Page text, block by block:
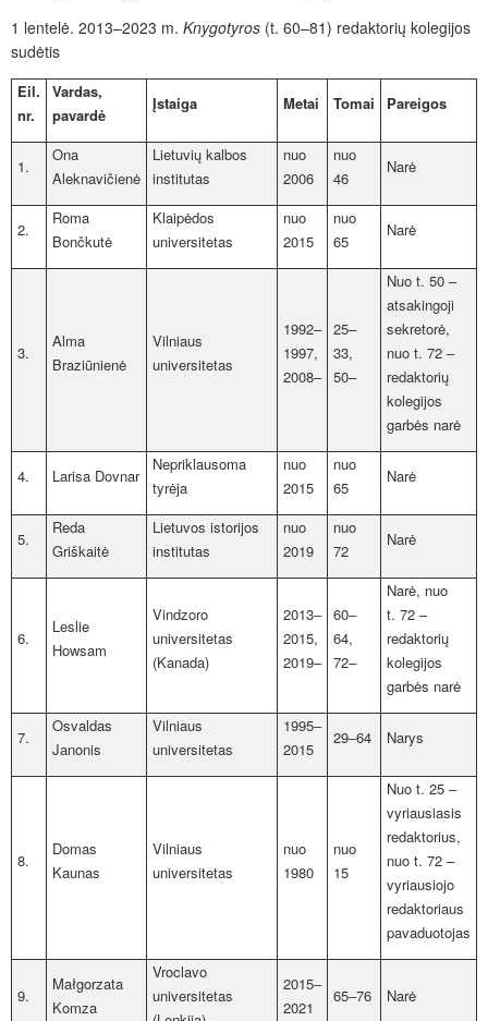
1 lentelė. 2013–2023 m. Knygotyros (t. 60–81) redaktorių kolegijos
sudėtis
Eil.
nr.
Vardas,
pavardė
Įstaiga Metai Tomai Pareigos
1.
Ona
Aleknavičienė
Lietuvių kalbos
institutas
nuo
2006
nuo
46
Narė
2.
Roma
Bončkutė
Klaipėdos
universitetas
nuo
2015
nuo
65
Narė
3.
Alma
Braziūnienė
Vilniaus
universitetas
1992–
1997,
2008–
25–
33,
50–
Nuo t. 50 –
atsakingoji
sekretorė,
nuo t. 72 –
redaktorių
kolegijos
garbės narė
4. Larisa Dovnar
Nepriklausoma
tyrėja
nuo
2015
nuo
65
Narė
5.
Reda
Griškaitė
Lietuvos istorijos
institutas
nuo
2019
nuo
72
Narė
6.
Leslie
Howsam
Vindzoro
universitetas
(Kanada)
2013‒
2015,
2019‒
60‒
64,
72‒
Narė, nuo
t. 72 –
redaktorių
kolegijos
garbės narė
7.
Osvaldas
Janonis
Vilniaus
universitetas
1995‒
2015
29‒64 Narys
8.
Domas
Kaunas
Vilniaus
universitetas
nuo
1980
nuo
15
Nuo t. 25 –
vyriausiasis
redaktorius,
nuo t. 72 –
vyriausiojo
redaktoriaus
pavaduotojas
9.
Małgorzata
Komza
Vroclavo
universitetas
2015‒
2021
65‒76 Narė